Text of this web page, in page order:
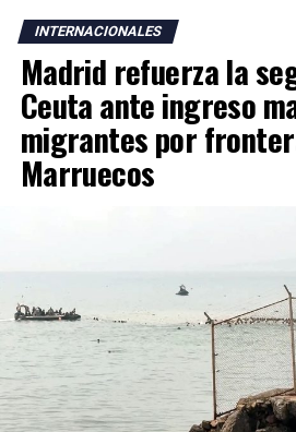
Argentina mantiene una larga
Constitución garantiza a los
además del acceso a servicios
vivienda bajo determinadas
La medida fue anunciada después
Javier Milei denunciara la
“campaña antiargentina”,
como al Partido Demócrata de
Desde la Oficina del Presidente
responde a “recientes
contra la República Argentina y
afirmaron que “quien ataque a la
no es bienvenido en nuestro país”.
INTERNACIONALES
Madrid refuerza la
Ceuta ante ingreso
migrantes por
Marruecos